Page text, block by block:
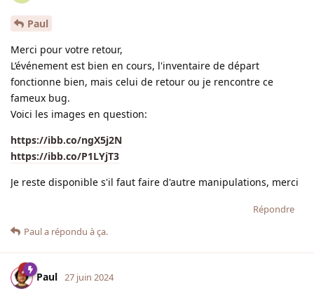
Paul
Merci pour votre retour,
L’événement est bien en cours, l'inventaire de départ
fonctionne bien, mais celui de retour ou je rencontre ce
fameux bug.
Voici les images en question:
https://ibb.co/ngX5j2N
https://ibb.co/P1LYjT3
Je reste disponible s'il faut faire d'autre manipulations, merci
Répondre
Paula répondu à ça.
Paul 27 juin 2024